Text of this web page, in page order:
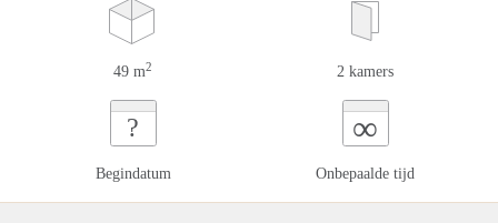
49 m2 2 kamers
?
Begindatum
∞
Onbepaalde tijd